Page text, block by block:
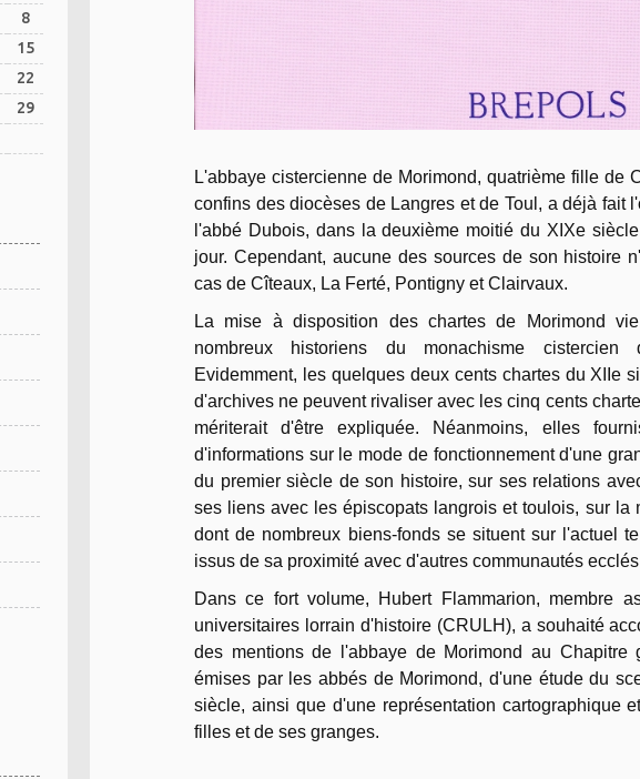
8
15
22
29
L'abbaye cistercienne de Morimond, quatrième fille de
confins des diocèses de Langres et de Toul, a déjà fait
l'abbé Dubois, dans la deuxième moitié du XIXe
jour. Cependant, aucune des sources de son histoire
cas de Cîteaux, La Ferté, Pontigny et Clairvaux.
La mise à disposition des chartes de Morimond
nombreux historiens du monachisme cistercien
Evidemment, les quelques deux cents chartes du XIIe
d'archives ne peuvent rivaliser avec les cinq cents
mériterait d'être expliquée. Néanmoins, elles
d'informations sur le mode de fonctionnement d'une
du premier siècle de son histoire, sur ses relations
ses liens avec les épiscopats langrois et toulois, sur la
dont de nombreux biens-fonds se situent sur l'actuel
issus de sa proximité avec d'autres communautés
Dans ce fort volume, Hubert Flammarion, membre
universitaires lorrain d'histoire (CRULH), a souhaité
des mentions de l'abbaye de Morimond au Chapitre
émises par les abbés de Morimond, d'une étude du
siècle, ainsi que d'une représentation cartographique
filles et de ses granges.